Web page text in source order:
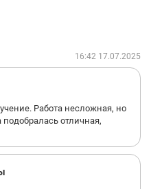
16:42 17.07.2025
Работа несложная, но
отличная,